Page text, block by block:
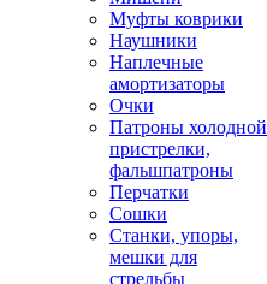
Муфты коврики
Наушники
Наплечные
амортизаторы
Очки
Патроны холодной
пристрелки,
фальшпатроны
Перчатки
Сошки
Станки, упоры,
мешки для
стрельбы